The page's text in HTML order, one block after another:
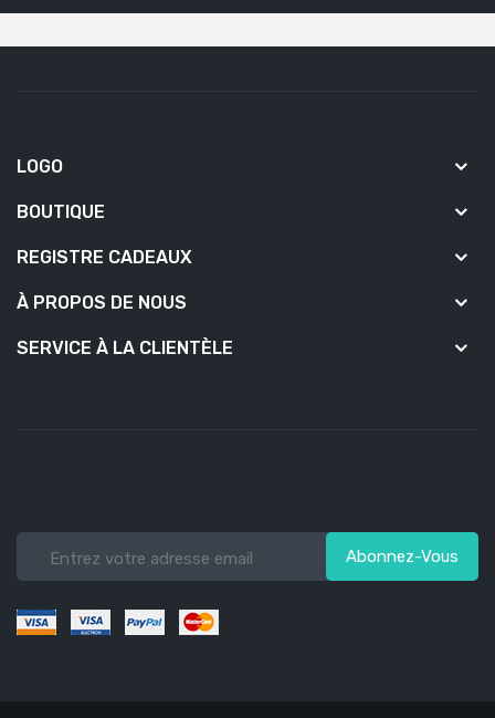
LOGO
BOUTIQUE
REGISTRE CADEAUX
À PROPOS DE NOUS
SERVICE À LA CLIENTÈLE
Abonnez-Vous